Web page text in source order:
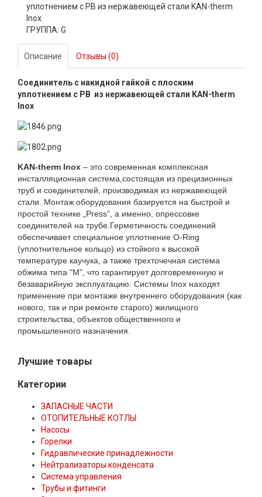
уплотнением с РВ из нержавеющей стали KAN-therm
Inox
ГРУППА: G
Описание Отзывы (0)
Соединитель с накидной гайкой с плоским
уплотнением с РВ из нержавеющей стали KAN-therm
Inox
KAN-therm Inox – это современная комплексная
инсталляционная система,состоящая из прецизионных
труб и соединителей, производимая из нержавеющей
стали. Монтаж оборудования базируется на быстрой и
простой технике „Press”, а именно, опрессовке
соединителей на трубе.Герметичность соединений
обеспечивает специальное уплотнение O-Ring
(уплотнительное кольцо) из стойкого к высокой
температуре каучука, а также трехточечная система
обжима типа "M", что гарантирует долговременную и
безаварийную эксплуатацию. Системы Inox находят
применение при монтаже внутреннего оборудования (как
нового, так и при ремонте старого) жилищного
строительства, объектов общественного и
промышленного назначения.
Лучшие товары
Категории
ЗАПАСНЫЕ ЧАСТИ
ОТОПИТЕЛЬНЫЕ КОТЛЫ
Насосы
Горелки
Гидравлические принадлежности
Нейтрализаторы конденсата
Система управления
Трубы и фитинги